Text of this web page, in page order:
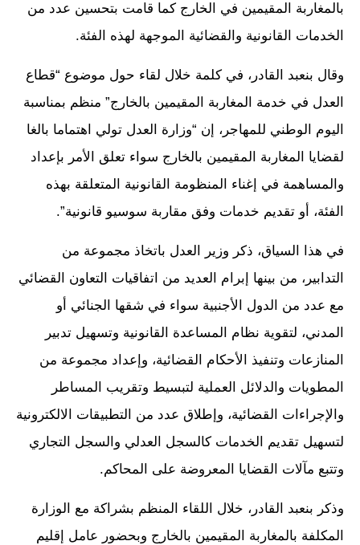
بالمغاربة المقيمين في الخارج كما قامت بتحسين عدد من
الخدمات القانونية والقضائية الموجهة لهذه الفئة.
وقال بنعبد القادر، في كلمة خلال لقاء حول موضوع “قطاع
العدل في خدمة المغاربة المقيمين بالخارج” منظم بمناسبة
اليوم الوطني للمهاجر، إن “وزارة العدل تولي اهتماما بالغا
لقضايا المغاربة المقيمين بالخارج سواء تعلق الأمر بإعداد
والمساهمة في إغناء المنظومة القانونية المتعلقة بهذه
الفئة، أو تقديم خدمات وفق مقاربة سوسيو قانونية”.
في هذا السياق، ذكر وزير العدل باتخاذ مجموعة من
التدابير، من بينها إبرام العديد من اتفاقيات التعاون القضائي
مع عدد من الدول الأجنبية سواء في شقها الجنائي أو
المدني، لتقوية نظام المساعدة القانونية وتسهيل تدبير
المنازعات وتنفيذ الأحكام القضائية، وإعداد مجموعة من
المطويات والدلائل العملية لتبسيط وتقريب المساطر
والإجراءات القضائية، وإطلاق عدد من التطبيقات الالكترونية
لتسهيل تقديم الخدمات كالسجل العدلي والسجل التجاري
وتتبع مآلات القضايا المعروضة على المحاكم.
وذكر بنعبد القادر، خلال اللقاء المنظم بشراكة مع الوزارة
المكلفة بالمغاربة المقيمين بالخارج وبحضور عامل إقليم